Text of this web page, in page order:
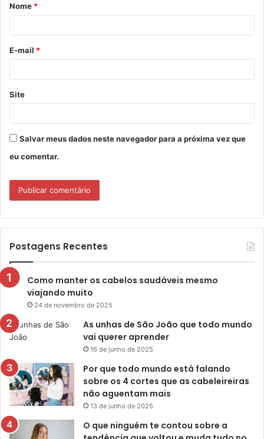
r
*
Nome *
E-mail *
Site
Salvar meus dados neste navegador para a próxima vez que
eu comentar.
Postagens Recentes
Como manter os cabelos saudáveis mesmo
viajando muito
24 de novembro de 2025
As unhas de São João que todo mundo
vai querer aprender
16 de junho de 2025
Por que todo mundo está falando
sobre os 4 cortes que as cabeleireiras
não aguentam mais
13 de junho de 2025
O que ninguém te contou sobre a